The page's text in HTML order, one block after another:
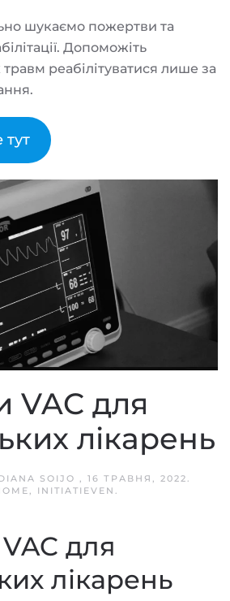
шукаємо пожертви та
Допоможіть
реабілітуватися лише за
тут
VAC для
лікарень
SOIJO , 16 ТРАВНЯ, 2022.
, INITIATIEVEN .
для
лікарень